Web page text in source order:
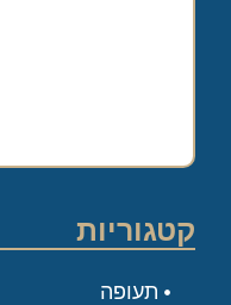
קטגוריות
תעופה